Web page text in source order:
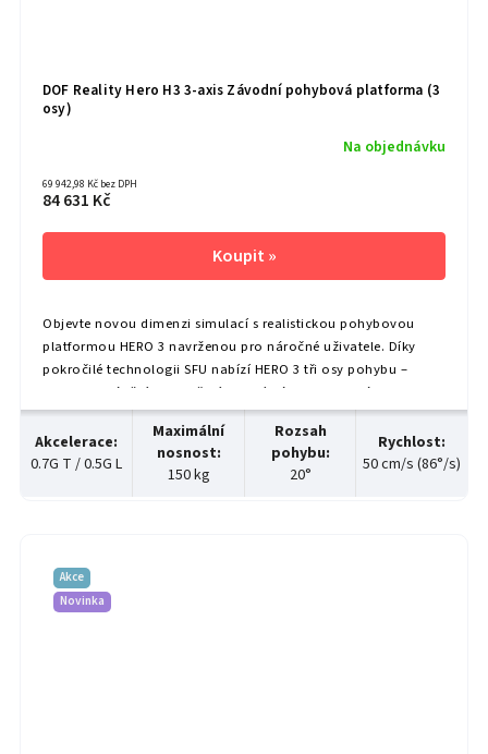
DOF Reality Hero H3 3-axis Závodní pohybová platforma (3
osy)
Na objednávku
69 942,98 Kč bez DPH
84 631 Kč
Objevte novou dimenzi simulací s realistickou pohybovou
platformou HERO 3 navrženou pro náročné uživatele. Díky
pokročilé technologii SFU nabízí HERO 3 tři osy pohybu –
sklon, naklánění a vybočení – které vás doslova vtáhnou
každé akce. Díky tomu zažijete...
Akcelerace:
0.7G T / 0.5G L
Maximální
nosnost:
150 kg
Rozsah
pohybu:
20°
Rychlost:
50 cm/s (86°/s)
Akce
Novinka